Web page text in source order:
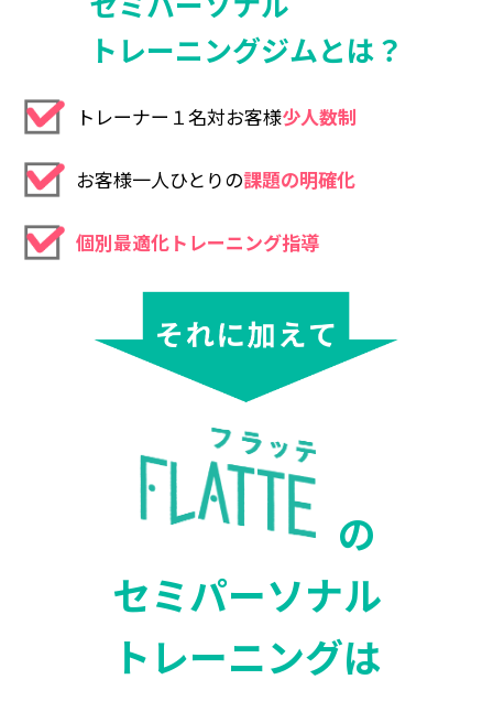
トレーニングジムとは？
トレーナー１名対お客様少人数制
お客様一人ひとりの課題の明確化
個別最適化トレーニング指導
の
セミパーソナル
トレーニングは